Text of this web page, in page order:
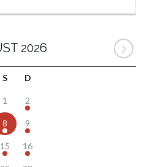
2026
S D
1 2
8 9
15 16